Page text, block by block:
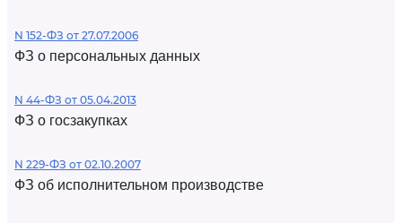
N 152-ФЗ от 27.07.2006
ФЗ о персональных данных
N 44-ФЗ от 05.04.2013
ФЗ о госзакупках
N 229-ФЗ от 02.10.2007
ФЗ об исполнительном производстве